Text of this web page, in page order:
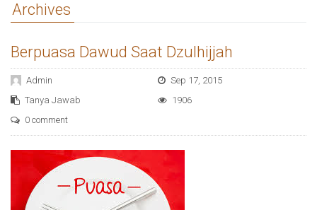
Archives
Berpuasa Dawud Saat Dzulhijjah
Admin
Sep 17, 2015
Tanya Jawab
1906
0 comment